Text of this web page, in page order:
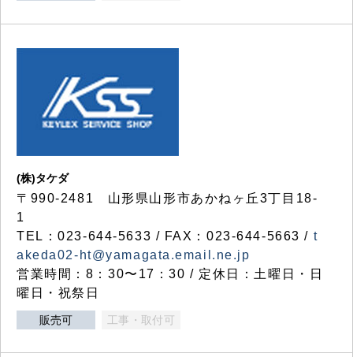
(株)タケダ
〒990-2481 山形県山形市あかねヶ丘3丁目18-
1
TEL：023-644-5633 / FAX：023-644-5663 / t
akeda02-ht@yamagata.email.ne.jp
営業時間：8：30〜17：30 / 定休日：土曜日・日
曜日・祝祭日
販売可 工事・取付可